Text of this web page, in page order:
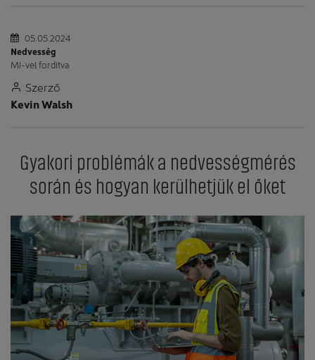
05.05.2024
Nedvesség
MI-vel fordítva
Szerző
Kevin Walsh
Gyakori problémák a nedvességmérés
során és hogyan kerülhetjük el őket